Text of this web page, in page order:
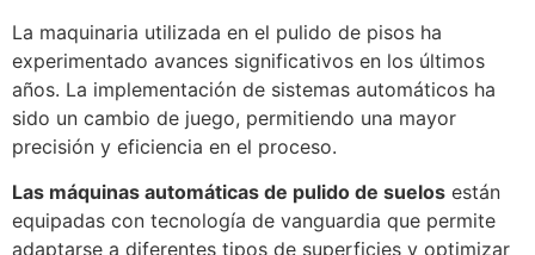
La maquinaria utilizada en el pulido de pisos ha
experimentado avances significativos en los últimos
años. La implementación de sistemas automáticos ha
sido un cambio de juego, permitiendo una mayor
precisión y eficiencia en el proceso.
Las máquinas automáticas de pulido de suelos están
equipadas con tecnología de vanguardia que permite
adaptarse a diferentes tipos de superficies y optimizar